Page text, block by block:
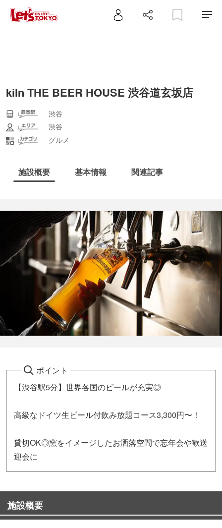
kiln THE BEER HOUSE 渋谷道玄坂店
渋谷
渋谷
グルメ
施設概要 基本情報 関連記事
ポイント
【渋谷駅5分】世界各国のビールが充実◎
高級なドイツ生ビール付飲み放題コース3,300円〜！
貸切OK◎窯をイメージしたお洒落空間で忘年会や歓送
迎会に
施設概要